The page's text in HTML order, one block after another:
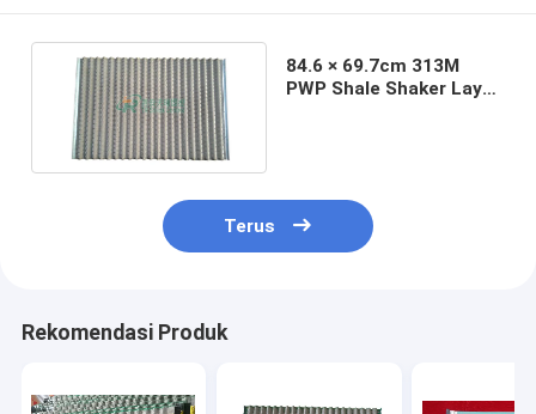
84.6 × 69.7cm 313M
PWP Shale Shaker Layar
Terus
Rekomendasi Produk